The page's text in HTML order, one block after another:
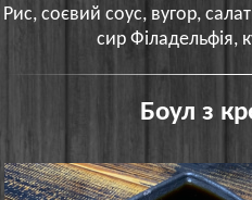
Рис, соєвий соус, вугор,
сир Філадельфія,
Боул з